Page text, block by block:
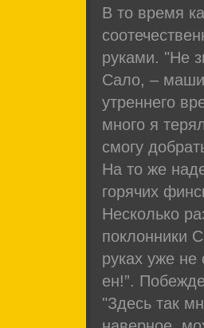
В то время
руками. "Не
Сало, –
утреннего
много я
смогу
На то же
горячих
Несколько
поклонники
руках уже не
ен!”.
"Здесь так